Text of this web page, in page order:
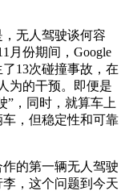
无人驾驶谈何容
月份期间，Google
13次碰撞事故，在
为的干预。即便是
”，同时，就算车上
，但稳定性和可靠
的第一辆无人驾驶
，这个问题到今天